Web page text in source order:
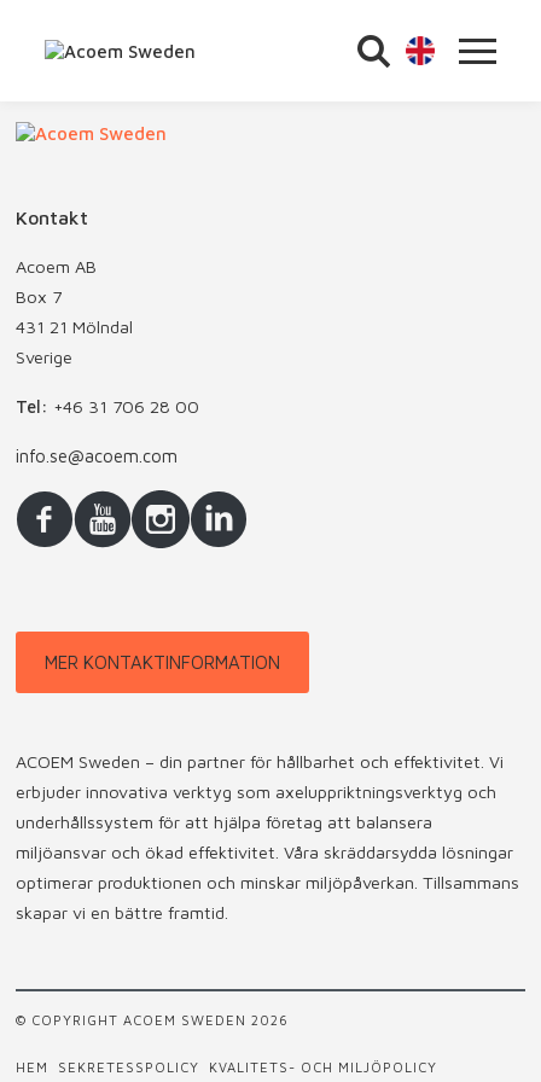
Kontakt
Acoem AB
Box 7
431 21 Mölndal
Sverige
Tel: +46 31 706 28 00
info.se@acoem.com
MER KONTAKTINFORMATION
ACOEM Sweden – din partner för hållbarhet och effektivitet. Vi
erbjuder innovativa verktyg som axeluppriktningsverktyg och
underhållssystem för att hjälpa företag att balansera
miljöansvar och ökad effektivitet. Våra skräddarsydda lösningar
optimerar produktionen och minskar miljöpåverkan. Tillsammans
skapar vi en bättre framtid.
© COPYRIGHT ACOEM SWEDEN 2026
HEM SEKRETESSPOLICY KVALITETS- OCH MILJÖPOLICY